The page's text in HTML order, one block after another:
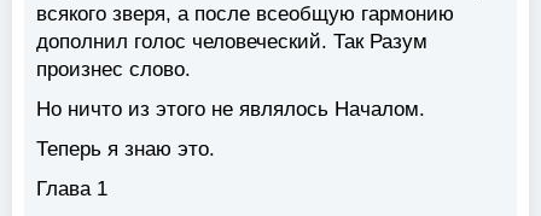
всякого зверя, а после всеобщую гармонию
дополнил голос человеческий. Так Разум
произнес слово.
Но ничто из этого не являлось Началом.
Теперь я знаю это.
Глава 1